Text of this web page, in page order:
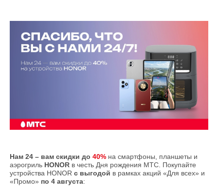
Нам 24 – вам скидки до 40% на смартфоны, планшеты и
аэрогриль HONOR в честь Дня рождения МТС. Покупайте
устройства HONOR с выгодой в рамках акций «Для всех» и
«Промо» по 4 августа: